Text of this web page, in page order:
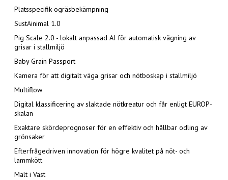
Platsspecifik ogräsbekämpning
SustAinimal 1.0
Pig Scale 2.0 - lokalt anpassad AI för automatisk vägning av
grisar i stallmiljö
Baby Grain Passport
Kamera för att digitalt väga grisar och nötboskap i stallmiljö
Multiflow
Digital klassificering av slaktade nötkreatur och får enligt EUROP-
skalan
Exaktare skördeprognoser för en effektiv och hållbar odling av
grönsaker
Efterfrågedriven innovation för högre kvalitet på nöt- och
lammkött
Malt i Väst